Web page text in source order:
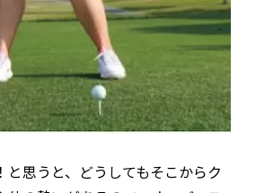
と思うと、どうしてもそこからク